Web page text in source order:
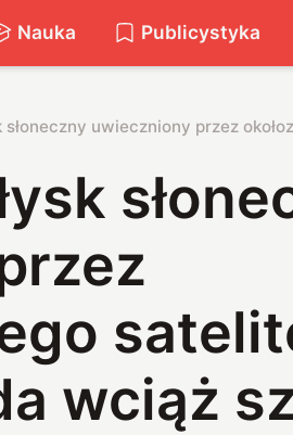
Nauka Publicystyka
słoneczny uwieczniony przez
wciąż